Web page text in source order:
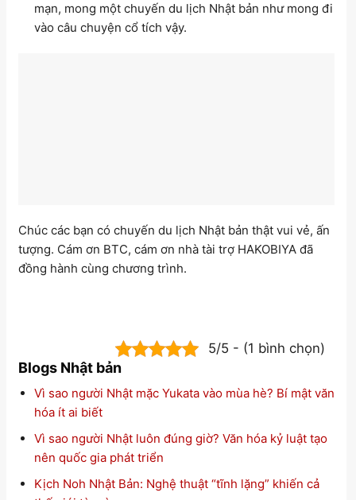
mạn, mong một chuyến du lịch Nhật bản như mong đi
vào câu chuyện cổ tích vậy.
Chúc các bạn có chuyến du lịch Nhật bản thật vui vẻ, ấn
tượng. Cám ơn BTC, cám ơn nhà tài trợ HAKOBIYA đã
đồng hành cùng chương trình.
5/5 - (1 bình chọn)
Blogs Nhật bản
Vì sao người Nhật mặc Yukata vào mùa hè? Bí mật văn
hóa ít ai biết
Vì sao người Nhật luôn đúng giờ? Văn hóa kỷ luật tạo
nên quốc gia phát triển
Kịch Noh Nhật Bản: Nghệ thuật “tĩnh lặng” khiến cả